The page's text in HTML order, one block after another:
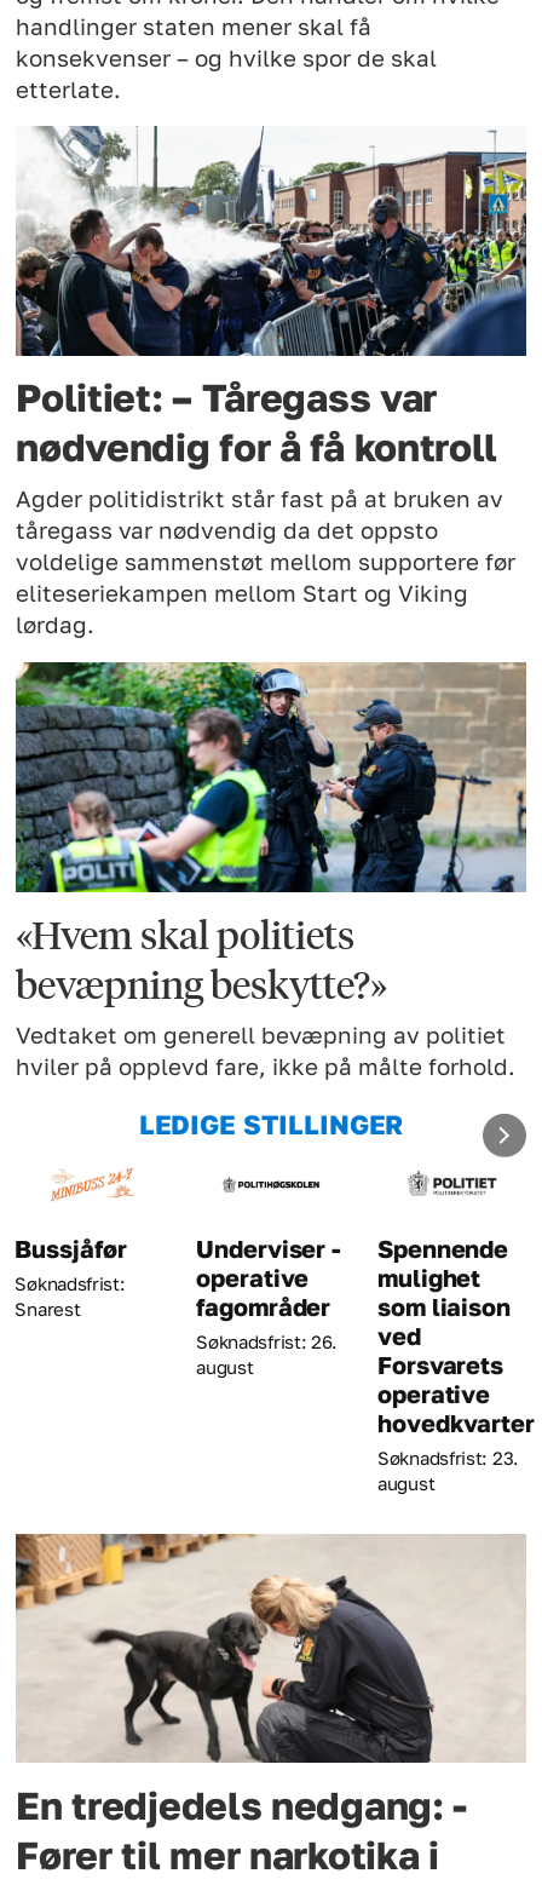
handlinger staten mener skal få
konsekvenser – og hvilke spor de skal
etterlate.
Politiet: – Tåregass var
nødvendig for å få kontroll
Agder politidistrikt står fast på at bruken av
tåregass var nødvendig da det oppsto
voldelige sammenstøt mellom supportere før
eliteseriekampen mellom Start og Viking
lørdag.
«Hvem skal politiets
bevæpning beskytte?»
Vedtaket om generell bevæpning av politiet
hviler på opplevd fare, ikke på målte forhold.
LEDIGE STILLINGER
Underviser -
operative
fagområder
Søknadsfrist: 26.
Spennende
mulighet
som liaison
ved
Forsvarets
operative
hovedkvarter
Søknadsfrist: 23.
En tredjedels nedgang: -
Fører til mer narkotika i